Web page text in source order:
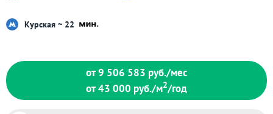
Курская ~ 22
от 9 506 583 руб./мес
от 43 000 руб./м2/год